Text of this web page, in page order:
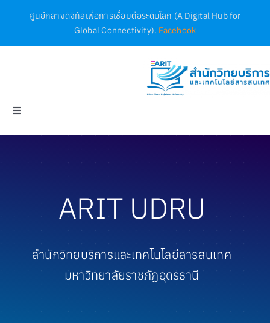
content
ศูนย์กลางดิจิทัลเพื่อการเชื่อมต่อระดับโลก (A Digital Hub for
Global Connectivity). Facebook
Toggle
เอกสาร / ประกาศ
ARIT UDRU
สำนักวิทยบริการและเทคโนโลยีสารสนเทศ
มหาวิทยาลัยราชภัฏอุดรธานี